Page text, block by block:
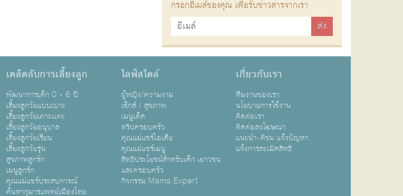
กรอกอีเมล์ของคุณ เพื่อรับข่าวสารจากเรา
เคล็ดลับการเลี้ยงลูก
พัฒนาการเด็ก 0 - 6 ปี
เลี้ยงลูกวัยแบบเบาะ
เลี้ยงลูกวัยเตาะเเตะ
เลี้ยงลูกวัยอนุบาล
เลี้ยงลูกวัยเรียน
เลี้ยงลูกวัยรุ่น
สุขภาพลูกรัก
เมนูลูกรัก
คุณแม่แชร์ประสบการณ์
ค้นหากุมารแพทย์เมืองไทย
ไลฟ์สไตล์
ผู้หญิง/ความงาม
เซ็กส์ / สุขภาพ
เมนูเด็ด
ทริปครอบครัว
คุณแม่แชร์ไอเดีย
คุณแม่แชร์เมนู
สิทธิประโยชน์สำหรับเด็ก เยาวชน
และครอบครัว
กิจกรรม Mama Expert
เกี่ยวกับเรา
ทีมงานของเรา
นโยบายการใช้งาน
ติดต่อเรา
ติดต่อลงโฆษณา
แนะนำ-ติชม แจ้งปัญหา
แจ้งการละเมิดสิทธิ